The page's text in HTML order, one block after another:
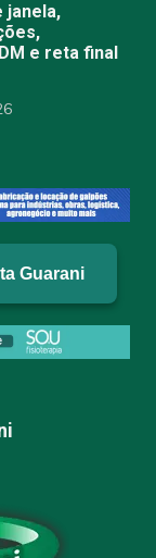
janela,
e reta final
Guarani